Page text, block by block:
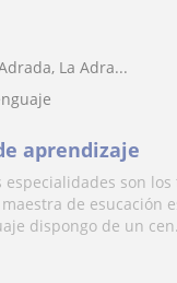
La Adra...
aprendizaje
especialidades son
de esucación
dispongo de un